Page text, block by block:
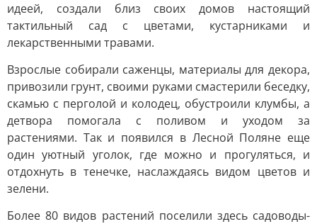
идеей, создали близ своих домов настоящий
тактильный сад с цветами, кустарниками и
лекарственными травами.
Взрослые собирали саженцы, материалы для декора,
привозили грунт, своими руками смастерили беседку,
скамью с перголой и колодец, обустроили клумбы, а
детвора помогала с поливом и уходом за
растениями. Так и появился в Лесной Поляне еще
один уютный уголок, где можно и прогуляться, и
отдохнуть в тенечке, наслаждаясь видом цветов и
зелени.
Более 80 видов растений поселили здесь садоводы-